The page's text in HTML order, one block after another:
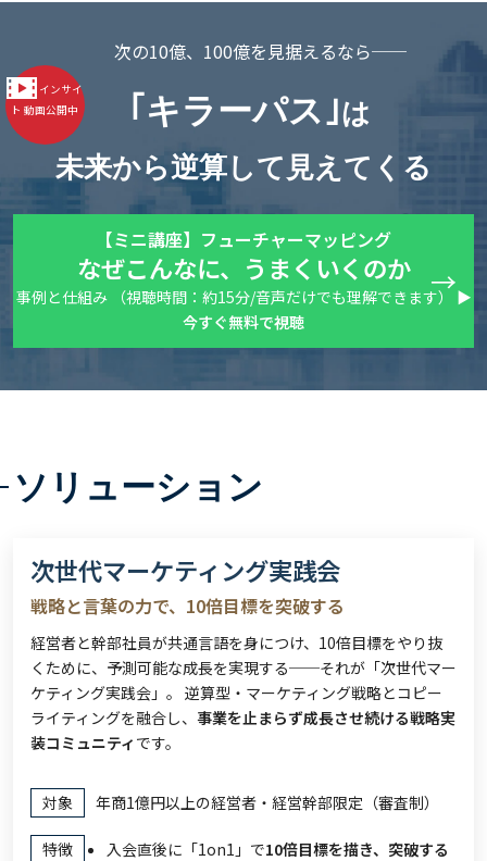
インサイ
ト 動画公開中
次の10億、100億を見据えるなら──
｢キラーパス｣は
未来から逆算して見えてくる
【ミニ講座】フューチャーマッピング
なぜこんなに、うまくいくのか
事例と仕組み （視聴時間：約15分/音声だけでも理解できます） ▶
今すぐ無料で視聴
ソリューション
次世代マーケティング実践会
戦略と言葉の力で、10倍目標を突破する
経営者と幹部社員が共通言語を身につけ、10倍目標をやり抜
くために、予測可能な成長を実現する──それが「次世代マー
ケティング実践会」。 逆算型・マーケティング戦略とコピー
ライティングを融合し、 事業を止まらず成長させ続ける戦略実
装コミュニティ です。
対象 年商1億円以上の経営者・経営幹部限定（審査制）
特徴 入会直後に「1on1」で10倍目標を描き、突破する